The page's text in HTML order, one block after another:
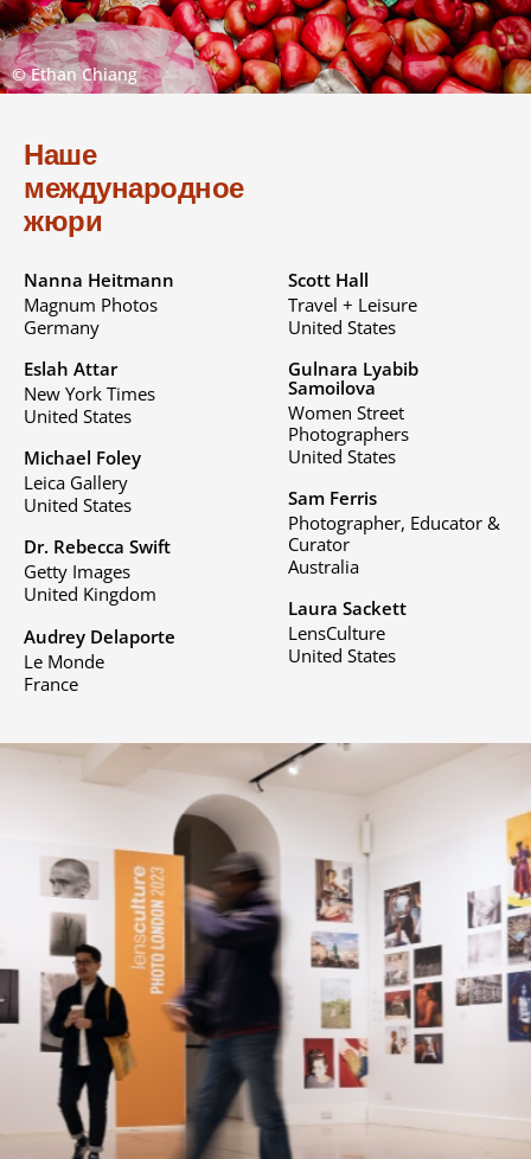
© Ethan Chiang
Наше
международное
жюри
Nanna Heitmann
Magnum Photos
Germany
Eslah Attar
New York Times
United States
Michael Foley
Leica Gallery
United States
Dr. Rebecca Swift
Getty Images
United Kingdom
Audrey Delaporte
Le Monde
France
Scott Hall
Travel + Leisure
United States
Gulnara Lyabib
Samoilova
Women Street
Photographers
United States
Sam Ferris
Photographer, Educator &
Curator
Australia
Laura Sackett
LensCulture
United States